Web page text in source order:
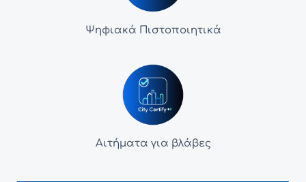
Ψηφιακά Πιστοποιητικά
Αιτήματα για βλάβες